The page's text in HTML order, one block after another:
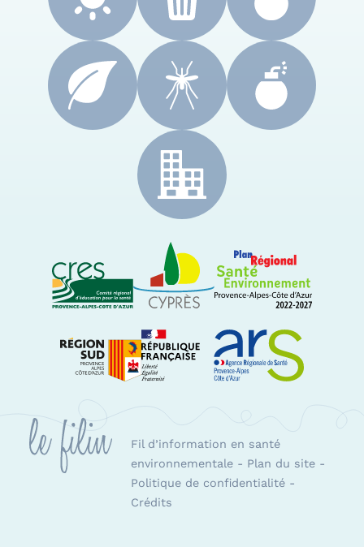
Fil d’information en santé
environnementale- Plan du site-
Politique de confidentialité-
Crédits